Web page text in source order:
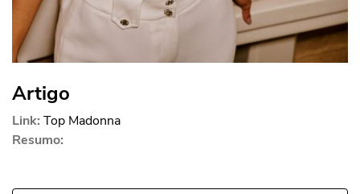
Artigo
Link: Top Madonna
Resumo: